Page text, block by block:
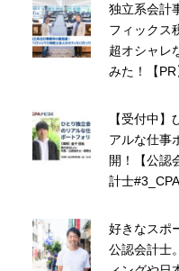
独立系会計
フィックス
超オシャレ
みた！【PR
【受付中
アルな仕事
開！【公認
計士
好きなスポ
公認会計士